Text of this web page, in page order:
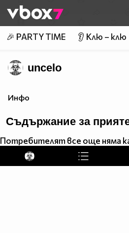
👾
🎉 PARTY TIME 👂 Клю – клю
uncelo
Инфо
Съдържание за
Потребителят все още няма